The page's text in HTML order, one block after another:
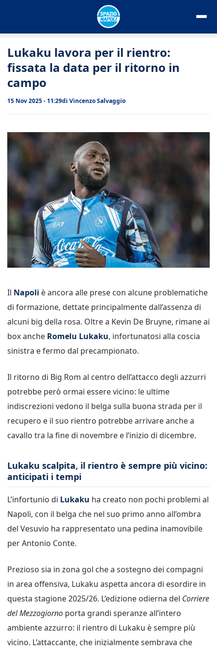
Lukaku lavora per il rientro:
fissata la data per il ritorno in
campo
15 Nov 2025 - 11:29di Vincenzo Salvaggio
Il Napoli è ancora alle prese con alcune problematiche
di formazione, dettate principalmente dall’assenza di
alcuni big della rosa. Oltre a Kevin De Bruyne, rimane ai
box anche Romelu Lukaku, infortunatosi alla coscia
sinistra e fermo dal precampionato.
Il ritorno di Big Rom al centro dell’attacco degli azzurri
potrebbe però ormai essere vicino: le ultime
indiscrezioni vedono il belga sulla buona strada per il
recupero e il suo rientro potrebbe arrivare anche a
cavallo tra la fine di novembre e l’inizio di dicembre.
Lukaku scalpita, il rientro è sempre più vicino:
anticipati i tempi
L’infortunio di Lukaku ha creato non pochi problemi al
Napoli, con il belga che nel suo primo anno all’ombra
del Vesuvio ha rappresentato una pedina inamovibile
per Antonio Conte.
Prezioso sia in zona gol che a sostegno dei compagni
in area offensiva, Lukaku aspetta ancora di esordire in
questa stagione 2025/26. L’edizione odierna del Corriere
del Mezzogiorno porta grandi speranze all’intero
ambiente azzurro: il rientro di Lukaku è sempre più
vicino. L’attaccante, che inizialmente sembrava che